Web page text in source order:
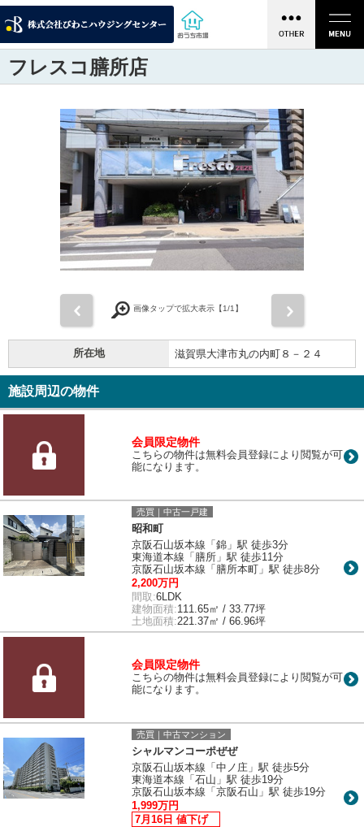
フレスコ膳所店
画像タップで拡大表示【1/1】
所在地 滋賀県大津市丸の内町８－２４
施設周辺の物件
会員限定物件
こちらの物件は無料会員登録により閲覧が可
能になります。
売買｜中古一戸建
昭和町
京阪石山坂本線「錦」駅 徒歩3分
東海道本線「膳所」駅 徒歩11分
京阪石山坂本線「膳所本町」駅 徒歩8分
2,200万円
間取:6LDK
建物面積:111.65㎡ / 33.77坪
土地面積:221.37㎡ / 66.96坪
会員限定物件
こちらの物件は無料会員登録により閲覧が可
能になります。
売買｜中古マンション
シャルマンコーポぜぜ
京阪石山坂本線「中ノ庄」駅 徒歩5分
東海道本線「石山」駅 徒歩19分
京阪石山坂本線「京阪石山」駅 徒歩19分
1,999万円
7月16日 値下げ